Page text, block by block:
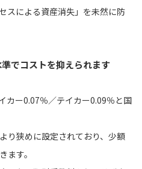
スによる資産消失」を未然に防
でコストを抑えられます
カー0.07％／テイカー0.09％と国
り狭めに設定されており、少額
ます。